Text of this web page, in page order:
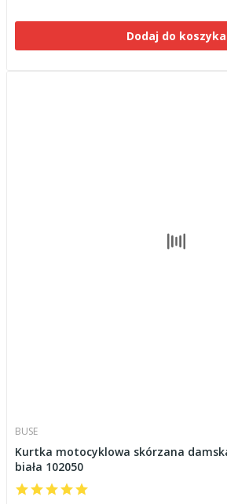
Dodaj do koszyka
BUSE
Kurtka motocyklowa skórzana
biała 102050